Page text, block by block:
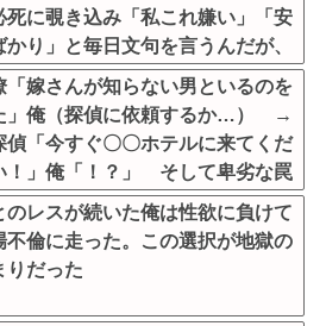
死に覗き込み「私これ嫌い」「安
かり」と毎日文句を言うんだが、
の食事に異様な執着を見せるのま
ストレス
「嫁さんが知らない男といるのを
」俺（探偵に依頼するか…） →
「今すぐ〇〇ホテルに来てくだ
！」俺「！？」 そして卑劣な罠
覚。俺「……許さん！」
のレスが続いた俺は性欲に負けて
不倫に走った。この選択が地獄の
りだった